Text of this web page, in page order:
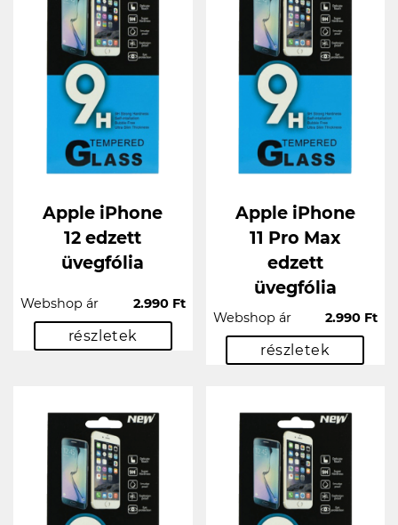
Apple iPhone
12 edzett
üvegfólia
Webshop ár 2.990 Ft
részletek
Apple iPhone
11 Pro Max
edzett
üvegfólia
Webshop ár 2.990 Ft
részletek